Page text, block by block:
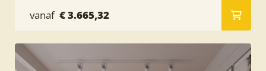
vanaf € 3.665,32